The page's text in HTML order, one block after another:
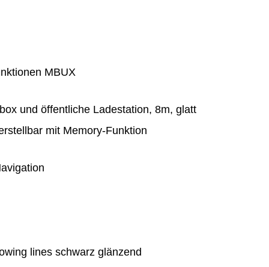
MBUX
und öffentliche Ladestation, 8m, glatt
mit Memory-Funktion
lines schwarz glänzend